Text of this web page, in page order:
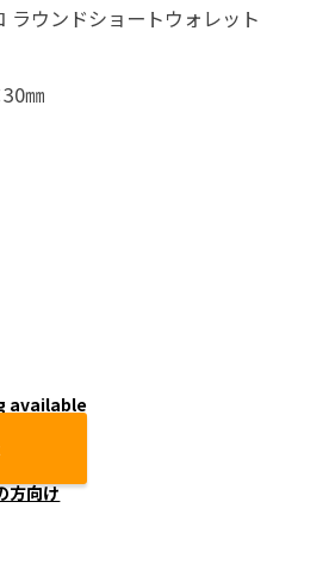
ウンドショートウォレット
㎜
available
方向け